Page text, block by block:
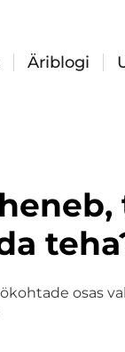
Äriblogi
osas